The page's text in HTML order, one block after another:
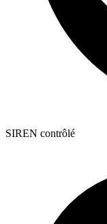
SIREN contrôlé